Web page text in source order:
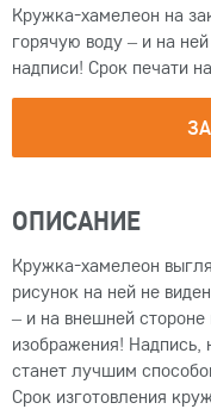
Кружка-хамелеон на
горячую воду – и на
надписи! Срок печати
ОПИСАНИЕ
Кружка-хамелеон
рисунок на ней не
– и на внешней
изображения! Надпись,
станет лучшим
Срок изготовления